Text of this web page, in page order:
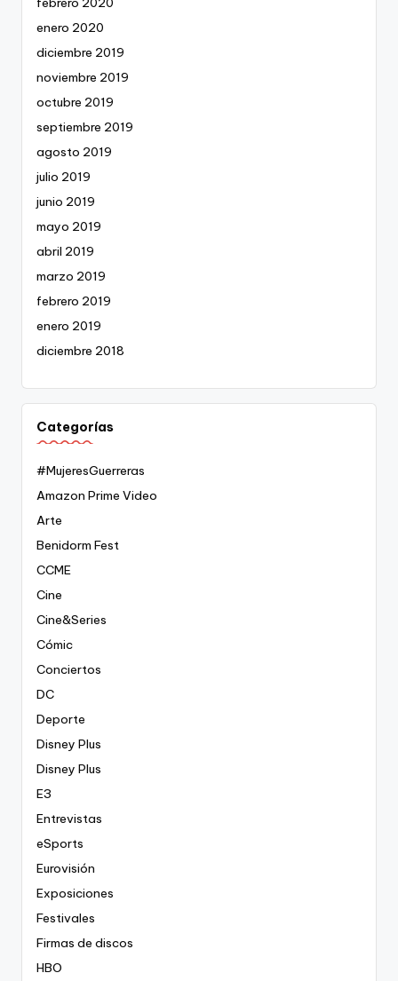
enero 2020
diciembre 2019
noviembre 2019
octubre 2019
septiembre 2019
agosto 2019
julio 2019
junio 2019
mayo 2019
abril 2019
marzo 2019
febrero 2019
enero 2019
diciembre 2018
Categorías
#MujeresGuerreras
Amazon Prime Video
Arte
Benidorm Fest
CCME
Cine
Cine&Series
Cómic
Conciertos
DC
Deporte
Disney Plus
Disney Plus
E3
Entrevistas
eSports
Eurovisión
Exposiciones
Festivales
Firmas de discos
HBO